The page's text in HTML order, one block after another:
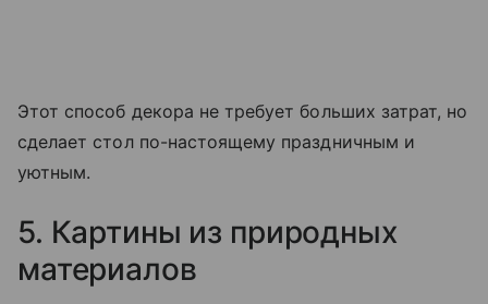
Этот способ декора не требует больших затрат, но
сделает стол по-настоящему праздничным и
уютным.
5. Картины из природных
материалов